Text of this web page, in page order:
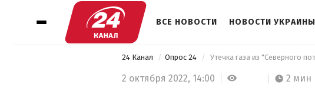
ВСЕ НОВОСТИ НОВОСТИ УКРАИНЫ
24 Канал Опрос 24
2 октября 2022, 14:00 2 мин